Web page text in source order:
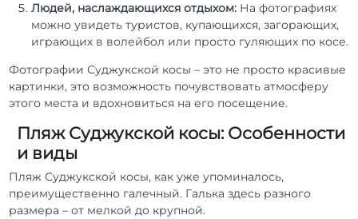
Людей, наслаждающихся отдыхом: На фотографиях
можно увидеть туристов, купающихся, загорающих,
играющих в волейбол или просто гуляющих по косе.
Фотографии Суджукской косы – это не просто красивые
картинки, это возможность почувствовать атмосферу
этого места и вдохновиться на его посещение.
Пляж Суджукской косы: Особенности
и виды
Пляж Суджукской косы, как уже упоминалось,
преимущественно галечный. Галька здесь разного
размера – от мелкой до крупной.